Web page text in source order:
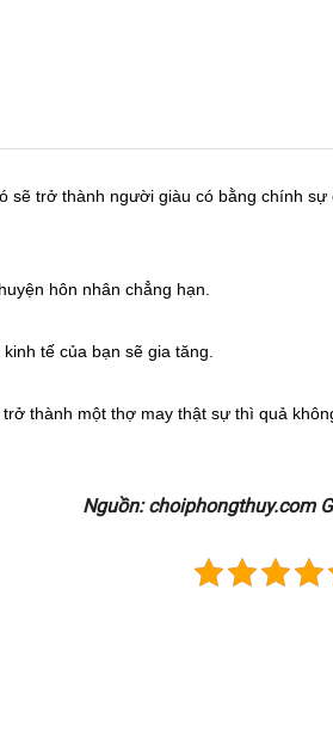
trở thành người giàu có bằng chính sự
hôn nhân chẳng hạn.
tế của bạn sẽ gia tăng.
thành một thợ may thật sự thì quả
Nguồn: choiphongthuy.com